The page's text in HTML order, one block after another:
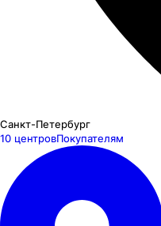
Санкт-Петербург
10 центровПокупателям